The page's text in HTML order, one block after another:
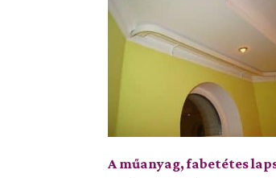
A műanyag, fabetétes